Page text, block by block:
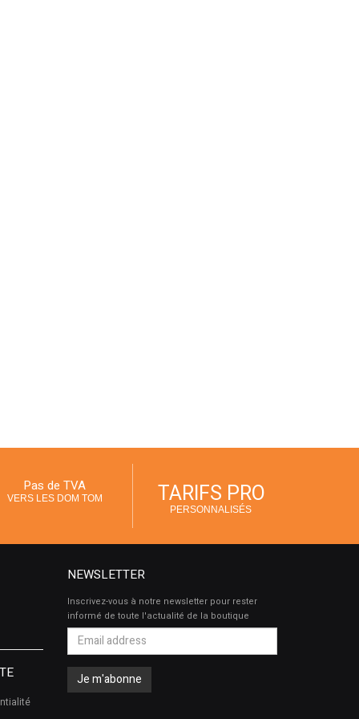
Pas de TVA
VERS LES DOM TOM TARIFS PRO
PERSONNALISÉS
NEWSLETTER
Inscrivez-vous à notre newsletter pour rester
informé de toute l'actualité de la boutique